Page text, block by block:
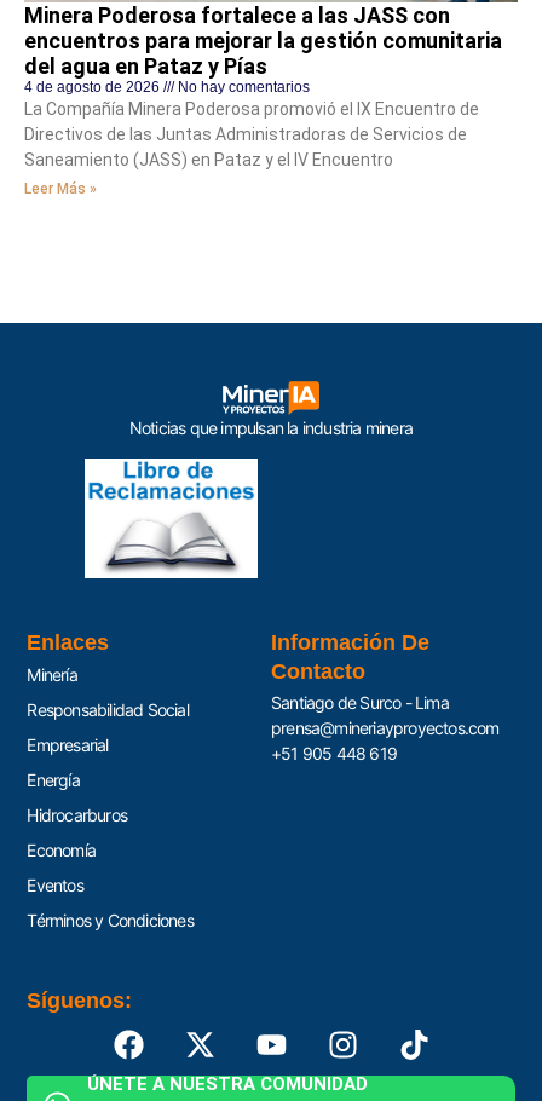
Minera Poderosa fortalece a las JASS con
encuentros para mejorar la gestión comunitaria
del agua en Pataz y Pías
4 de agosto de 2026 No hay comentarios
La Compañía Minera Poderosa promovió el IX Encuentro de
Directivos de las Juntas Administradoras de Servicios de
Saneamiento (JASS) en Pataz y el IV Encuentro
Leer Más »
Noticias que impulsan la industria minera
Enlaces
Minería
Responsabilidad Social
Empresarial
Energía
Hidrocarburos
Economía
Eventos
Términos y Condiciones
Información De
Contacto
Santiago de Surco - Lima
prensa@mineriayproyectos.com
+51 905 448 619
Síguenos:
ÚNETE A NUESTRA COMUNIDAD